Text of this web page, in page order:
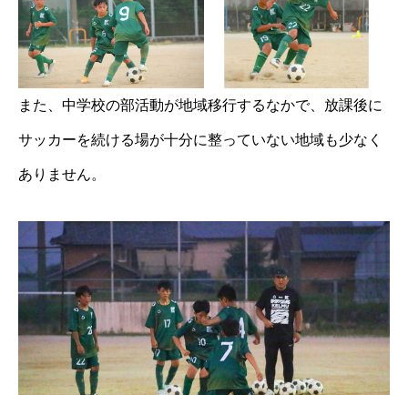
また、中学校の部活動が地域移行するなかで、放課後に
サッカーを続ける場が十分に整っていない地域も少なく
ありません。